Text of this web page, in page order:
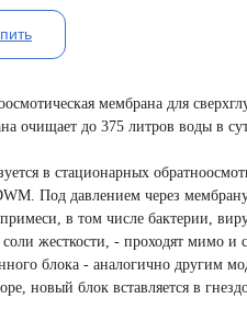
мембрана для
очищает до 375 литров воды в
в стационарных
Под давлением через
в том числе бактерии,
соли жесткости, - проходят мимо и
блока - аналогично другим
новый блок вставляется в